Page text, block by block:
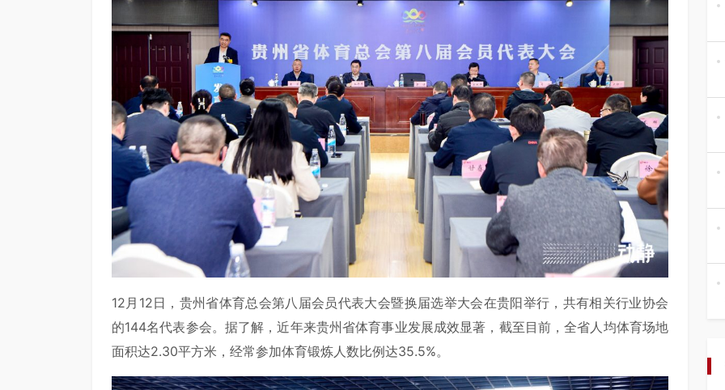
12月12日，贵州省体育总会第八届会员代表大会暨换届选举大会在贵阳举行，共有相关行业协会
的144名代表参会。据了解，近年来贵州省体育事业发展成效显著，截至目前，全省人均体育场地
面积达2.30平方米，经常参加体育锻炼人数比例达35.5%。